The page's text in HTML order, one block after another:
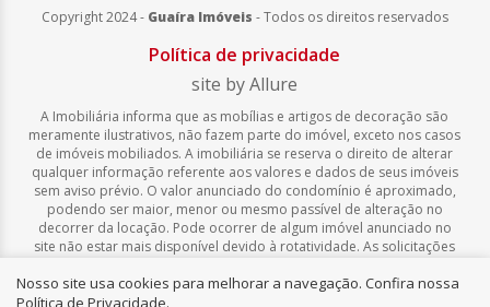
Copyright 2024 - Guaíra Imóveis -Todos os direitos reservados
Política de privacidade
site by Allure
A Imobiliária informa que as mobílias e artigos de decoração são
meramente ilustrativos, não fazem parte do imóvel, exceto nos casos
de imóveis mobiliados. A imobiliária se reserva o direito de alterar
qualquer informação referente aos valores e dados de seus imóveis
sem aviso prévio. O valor anunciado do condomínio é aproximado,
podendo ser maior, menor ou mesmo passível de alteração no
decorrer da locação. Pode ocorrer de algum imóvel anunciado no
site não estar mais disponível devido à rotatividade. As solicitações
de quaisquer imóveis.
Nosso site usa cookies para melhorar a navegação. Confira nossa
Política de Privacidade.